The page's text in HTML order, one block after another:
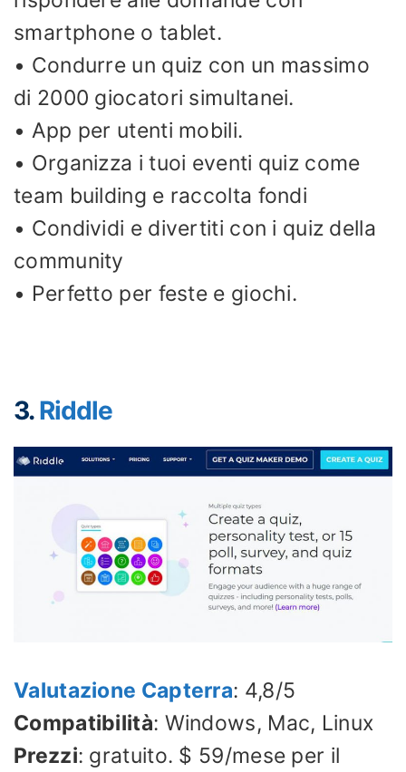
smartphone o tablet.
• Condurre un quiz con un massimo
di 2000 giocatori simultanei.
• App per utenti mobili.
• Organizza i tuoi eventi quiz come
team building e raccolta fondi
• Condividi e divertiti con i quiz della
community
• Perfetto per feste e giochi.
3.Riddle
Valutazione Capterra: 4,8/5
Compatibilità: Windows, Mac, Linux
Prezzi: gratuito. $ 59/mese per il